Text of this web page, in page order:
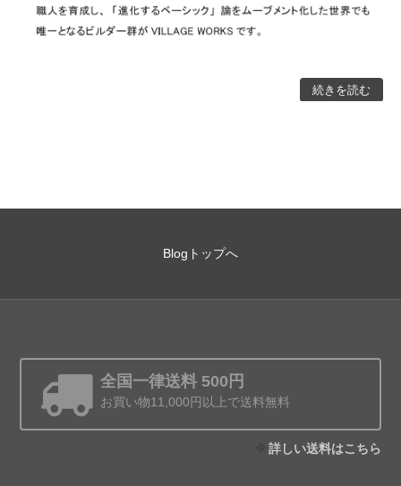
続きを読む
Blogトップへ
全国一律送料 500円
お買い物11,000円以上で送料無料
詳しい送料はこちら